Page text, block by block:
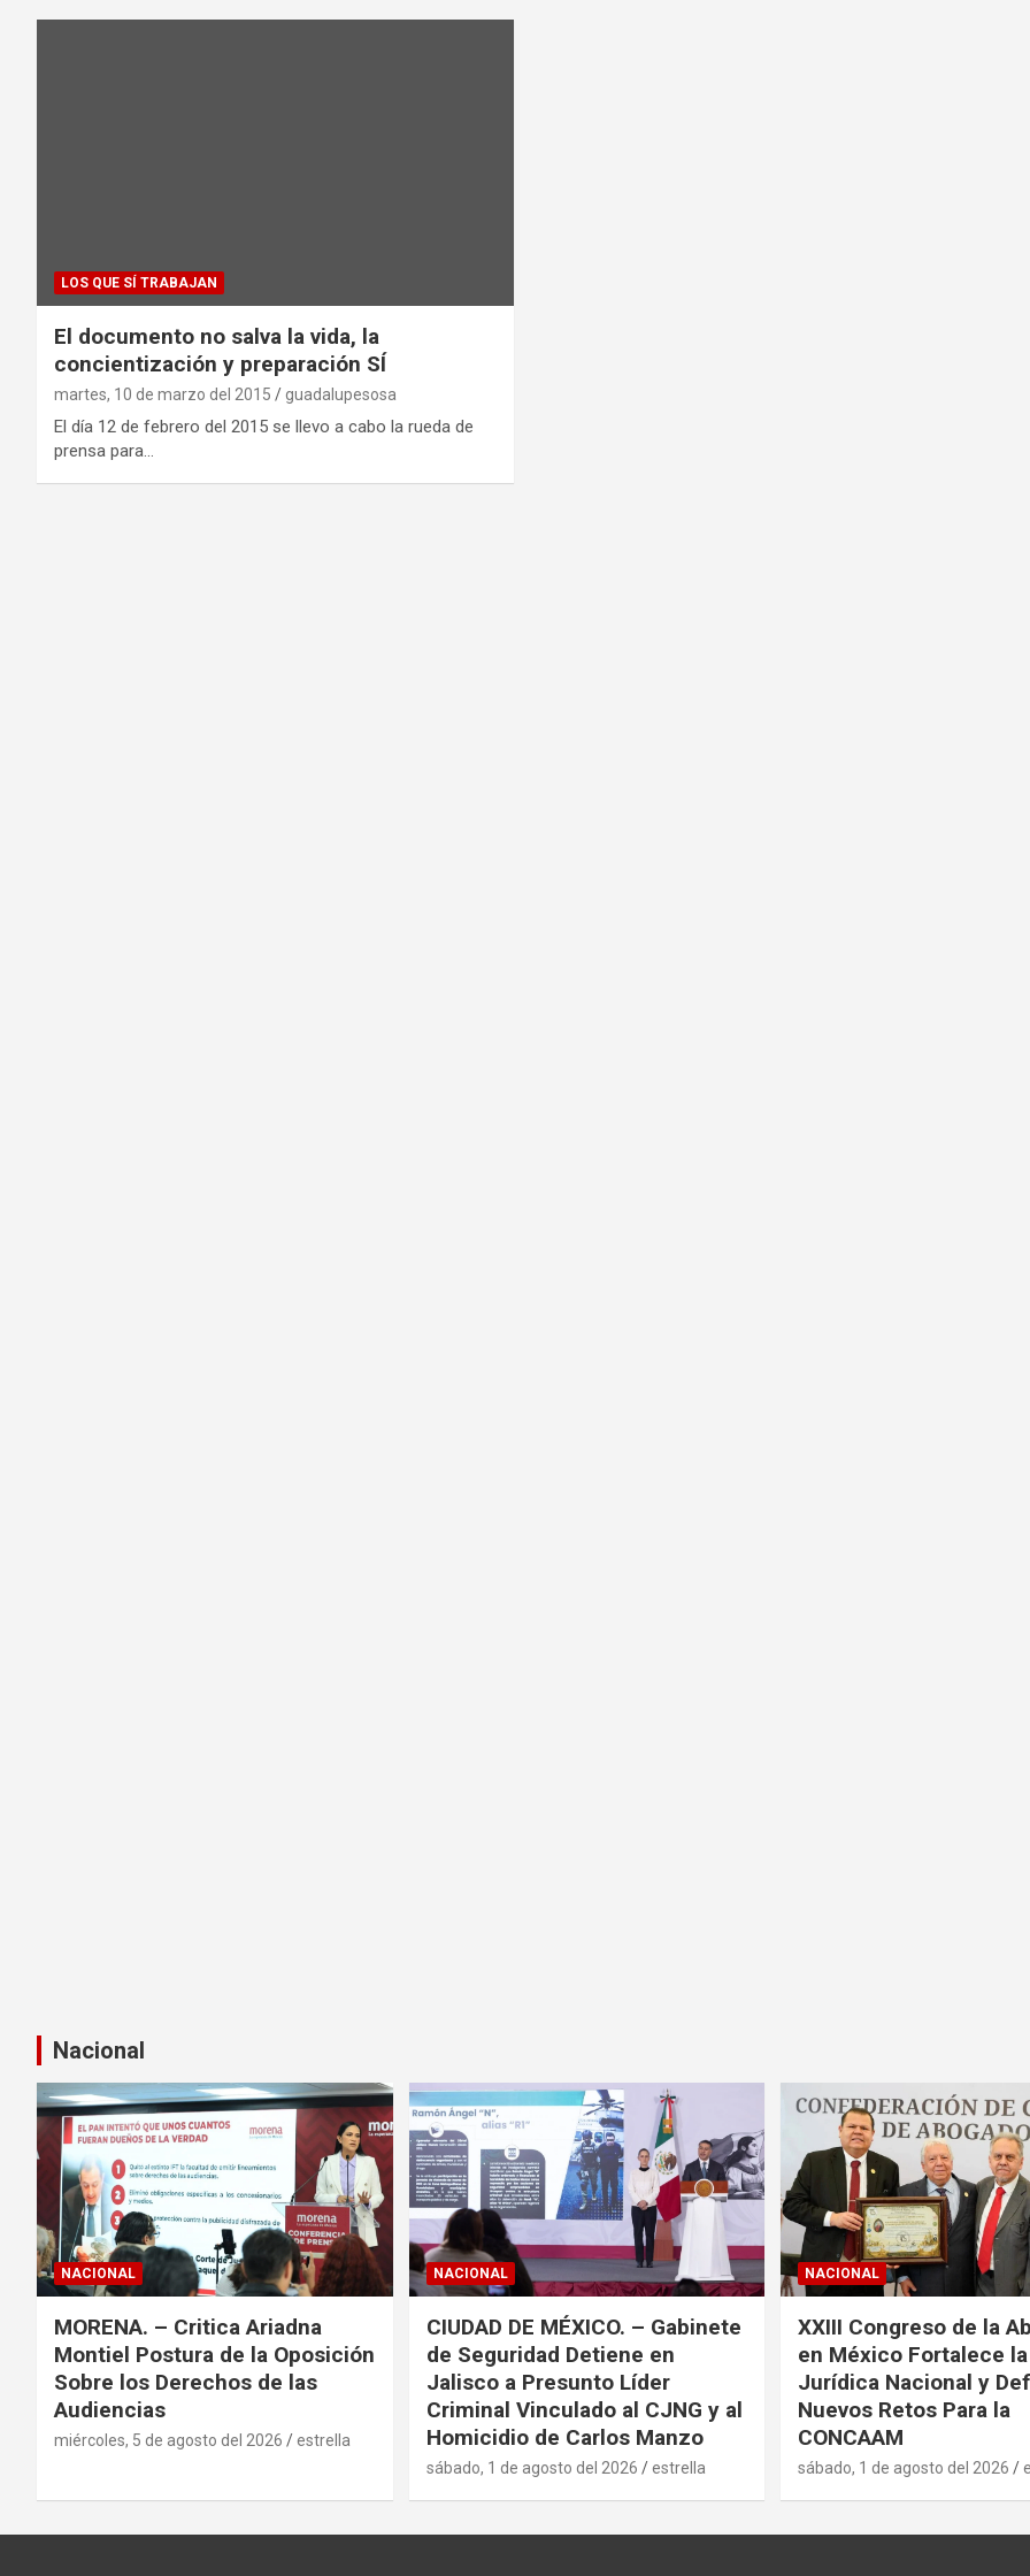
LOS QUE SÍ TRABAJAN
El documento no salva la vida, la
concientización y preparación SÍ
martes, 10 de marzo del 2015 guadalupesosa
El día 12 de febrero del 2015 se llevo a cabo la rueda de
prensa para…
Nacional
NACIONAL
MORENA. – Critica Ariadna
Montiel Postura de la Oposición
Sobre los Derechos de las
Audiencias
miércoles, 5 de agosto del 2026 estrella
NACIONAL
CIUDAD DE MÉXICO. – Gabinete
de Seguridad Detiene en
Jalisco a Presunto Líder
Criminal Vinculado al CJNG y al
Homicidio de Carlos Manzo
sábado, 1 de agosto del 2026 estrella
NACIONAL
XXIII Congreso de la
en México Fortalece
Jurídica Nacional y
Nuevos Retos Para la
CONCAAM
sábado, 1 de agosto del 2026